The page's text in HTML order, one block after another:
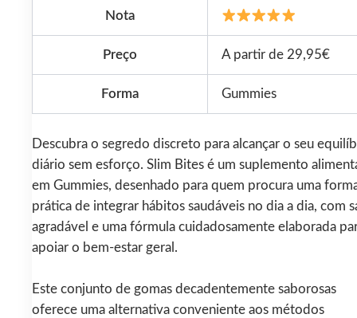
Nota
Preço A partir de 29,95€
Forma Gummies
Descubra o segredo discreto para alcançar o seu
diário sem esforço. Slim Bites é um suplemento
em Gummies, desenhado para quem procura uma
prática de integrar hábitos saudáveis no dia a dia, com
agradável e uma fórmula cuidadosamente elaborada
apoiar o bem-estar geral.
Este conjunto de gomas decadentemente saborosas
oferece uma alternativa conveniente aos métodos